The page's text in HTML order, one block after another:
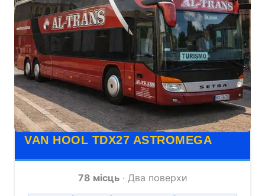
VAN HOOL TDX27 ASTROMEGA
78 місць· Два поверхи